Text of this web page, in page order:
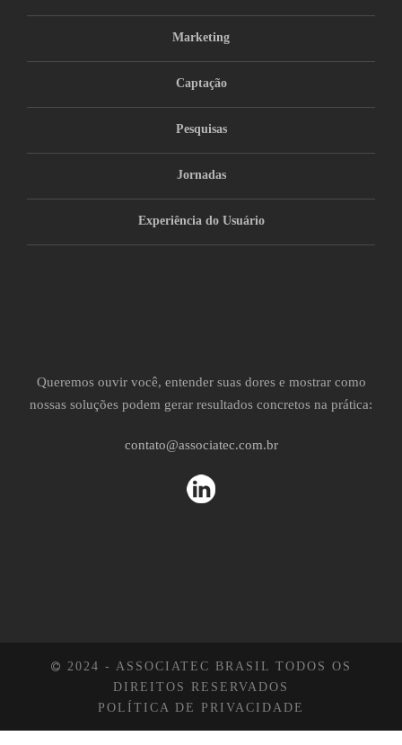
Marketing
Captação
Pesquisas
Jornadas
Experiência do Usuário
Queremos ouvir você, entender suas dores e mostrar como
nossas soluções podem gerar resultados concretos na prática:
contato@associatec.com.br
2024 - ASSOCIATEC BRASIL TODOS OS
DIREITOS RESERVADOS
POLÍTICA DE PRIVACIDADE